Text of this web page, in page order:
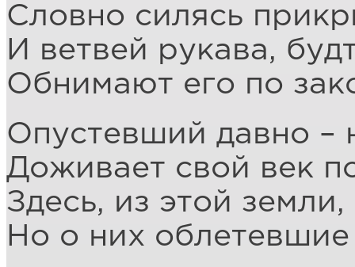
Словно силясь
И ветвей рукава,
Обнимают его по
Опустевший давно –
Доживает свой век
Здесь, из этой
Но о них